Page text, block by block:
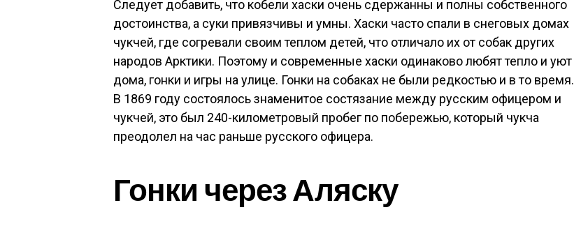
Следует добавить, что кобели хаски очень сдержанны и полны собственного
достоинства, а суки привязчивы и умны. Хаски часто спали в снеговых домах
чукчей, где согревали своим теплом детей, что отличало их от собак других
народов Арктики. Поэтому и современные хаски одинаково любят тепло и уют
дома, гонки и игры на улице. Гонки на собаках не были редкостью и в то время.
В 1869 году состоялось знаменитое состязание между русским офицером и
чукчей, это был 240-километровый пробег по побережью, который чукча
преодолел на час раньше русского офицера.
Гонки через Аляску